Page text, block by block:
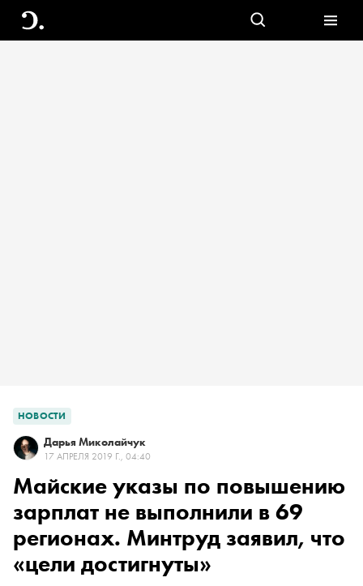
НОВОСТИ
Дарья Миколайчук
17 АПРЕЛЯ 2019 Г., 04:40
Майские указы по повышению
зарплат не выполнили в 69
регионах. Минтруд заявил, что
«цели достигнуты»